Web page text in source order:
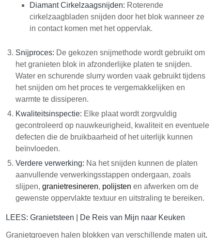
Diamant Cirkelzaagsnijden: Roterende
cirkelzaagbladen snijden door het blok wanneer ze
in contact komen met het oppervlak.
Snijproces: De gekozen snijmethode wordt gebruikt om
het granieten blok in afzonderlijke platen te snijden.
Water en schurende slurry worden vaak gebruikt tijdens
het snijden om het proces te vergemakkelijken en
warmte te dissiperen.
Kwaliteitsinspectie: Elke plaat wordt zorgvuldig
gecontroleerd op nauwkeurigheid, kwaliteit en eventuele
defecten die de bruikbaarheid of het uiterlijk kunnen
beïnvloeden.
Verdere verwerking: Na het snijden kunnen de platen
aanvullende verwerkingsstappen ondergaan, zoals
slijpen, granietresineren, polijsten en afwerken om de
gewenste oppervlakte textuur en uitstraling te bereiken.
LEES: Granietsteen | De Reis van Mijn naar Keuken
Granietgroeven halen blokken van verschillende maten uit,